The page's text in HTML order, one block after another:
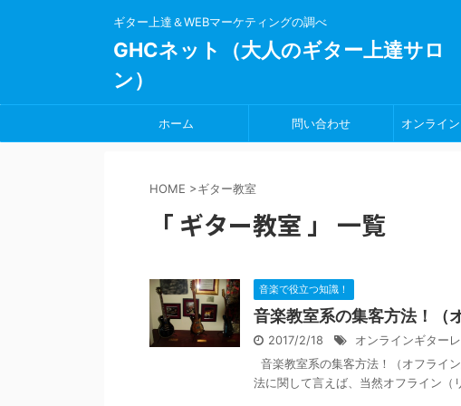
ギター上達＆WEBマーケティングの調べ
GHCネット（大人のギター上達サロ
ン）
ホーム 問い合わせ オンライ
HOME >ギター教室
「 ギター教室 」 一覧
音楽で役立つ知識！
音楽教室系の集客方法！（
2017/2/18 オンラインギター
音楽教室系の集客方法！（オフライ
法に関して言えば、当然オフライン（